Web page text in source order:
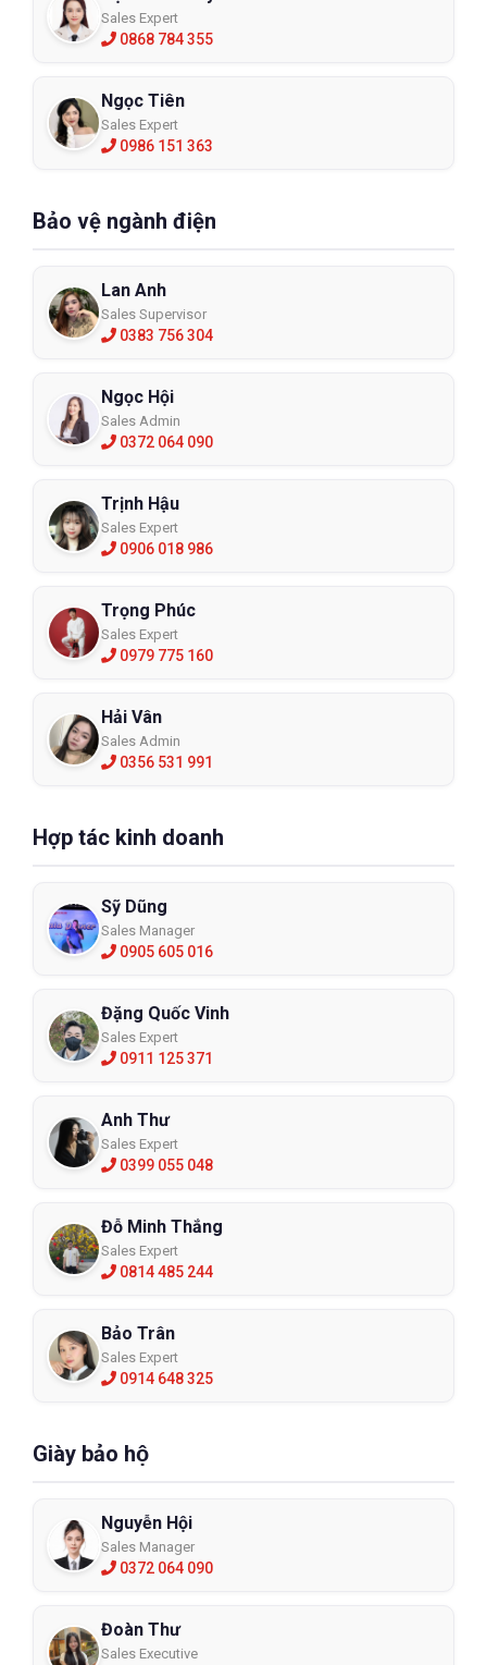
bảo hộ chịu nhiệt, hãy quan tâm đến kích thước găng tay phù
hợp với bàn tay bạn. Nghĩa là chúng có độ vừa vặn phù hợp,
4.Nên mua găng tay chịu nhiệt ở Hà
Nôi đâu?
Găng tay chịu nhiệt là thiết bị bảo hộ lao động quan trọng không
mua hàng có thể dẫn tới mua phải hàng giả, hàng fake hoặc
đơn vị thiếu chuyên nghiệp có thể tư vấn loại găng tay chịu
nhiệt không phù hợp với môi trường làm việc dẫn đến tổn
chọn mua đôi găng tay chịu nhiệt chính hãng, phù hợp.
uy tín nhiều năm trên thị trường. Bạn hoàn toàn có thể tin tưởng
vào cung cách phục vụ chuyên nghiệp và chính sách bán hàng
Sales Expert
0868 784 355
Ngọc Tiên
Sales Expert
0986 151 363
Bảo vệ ngành điện
Lan Anh
Sales Supervisor
0383 756 304
Ngọc Hội
Sales Admin
0372 064 090
Trịnh Hậu
Sales Expert
0906 018 986
Trọng Phúc
Sales Expert
0979 775 160
Hải Vân
Sales Admin
0356 531 991
Hợp tác kinh doanh
Sỹ Dũng
Sales Manager
0905 605 016
Đặng Quốc Vinh
Sales Expert
0911 125 371
Anh Thư
Sales Expert
0399 055 048
Đỗ Minh Thắng
Sales Expert
0814 485 244
Bảo Trân
Sales Expert
0914 648 325
Giày bảo hộ
Nguyễn Hội
Sales Manager
0372 064 090
Đoàn Thư
Sales Executive